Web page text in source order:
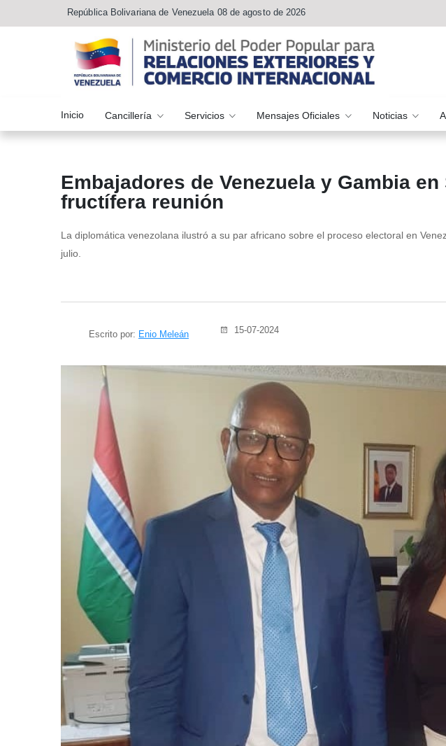
República Bolivariana de Venezuela 08 de agosto de 2026
Inicio Cancillería Servicios Mensajes Oficiales Noticias
Embajadores de Venezuela y Gambia
fructífera reunión
La diplomática venezolana ilustró a su par africano sobre el proceso electoral en
julio.
Escrito por: Enio Meleán 15-07-2024